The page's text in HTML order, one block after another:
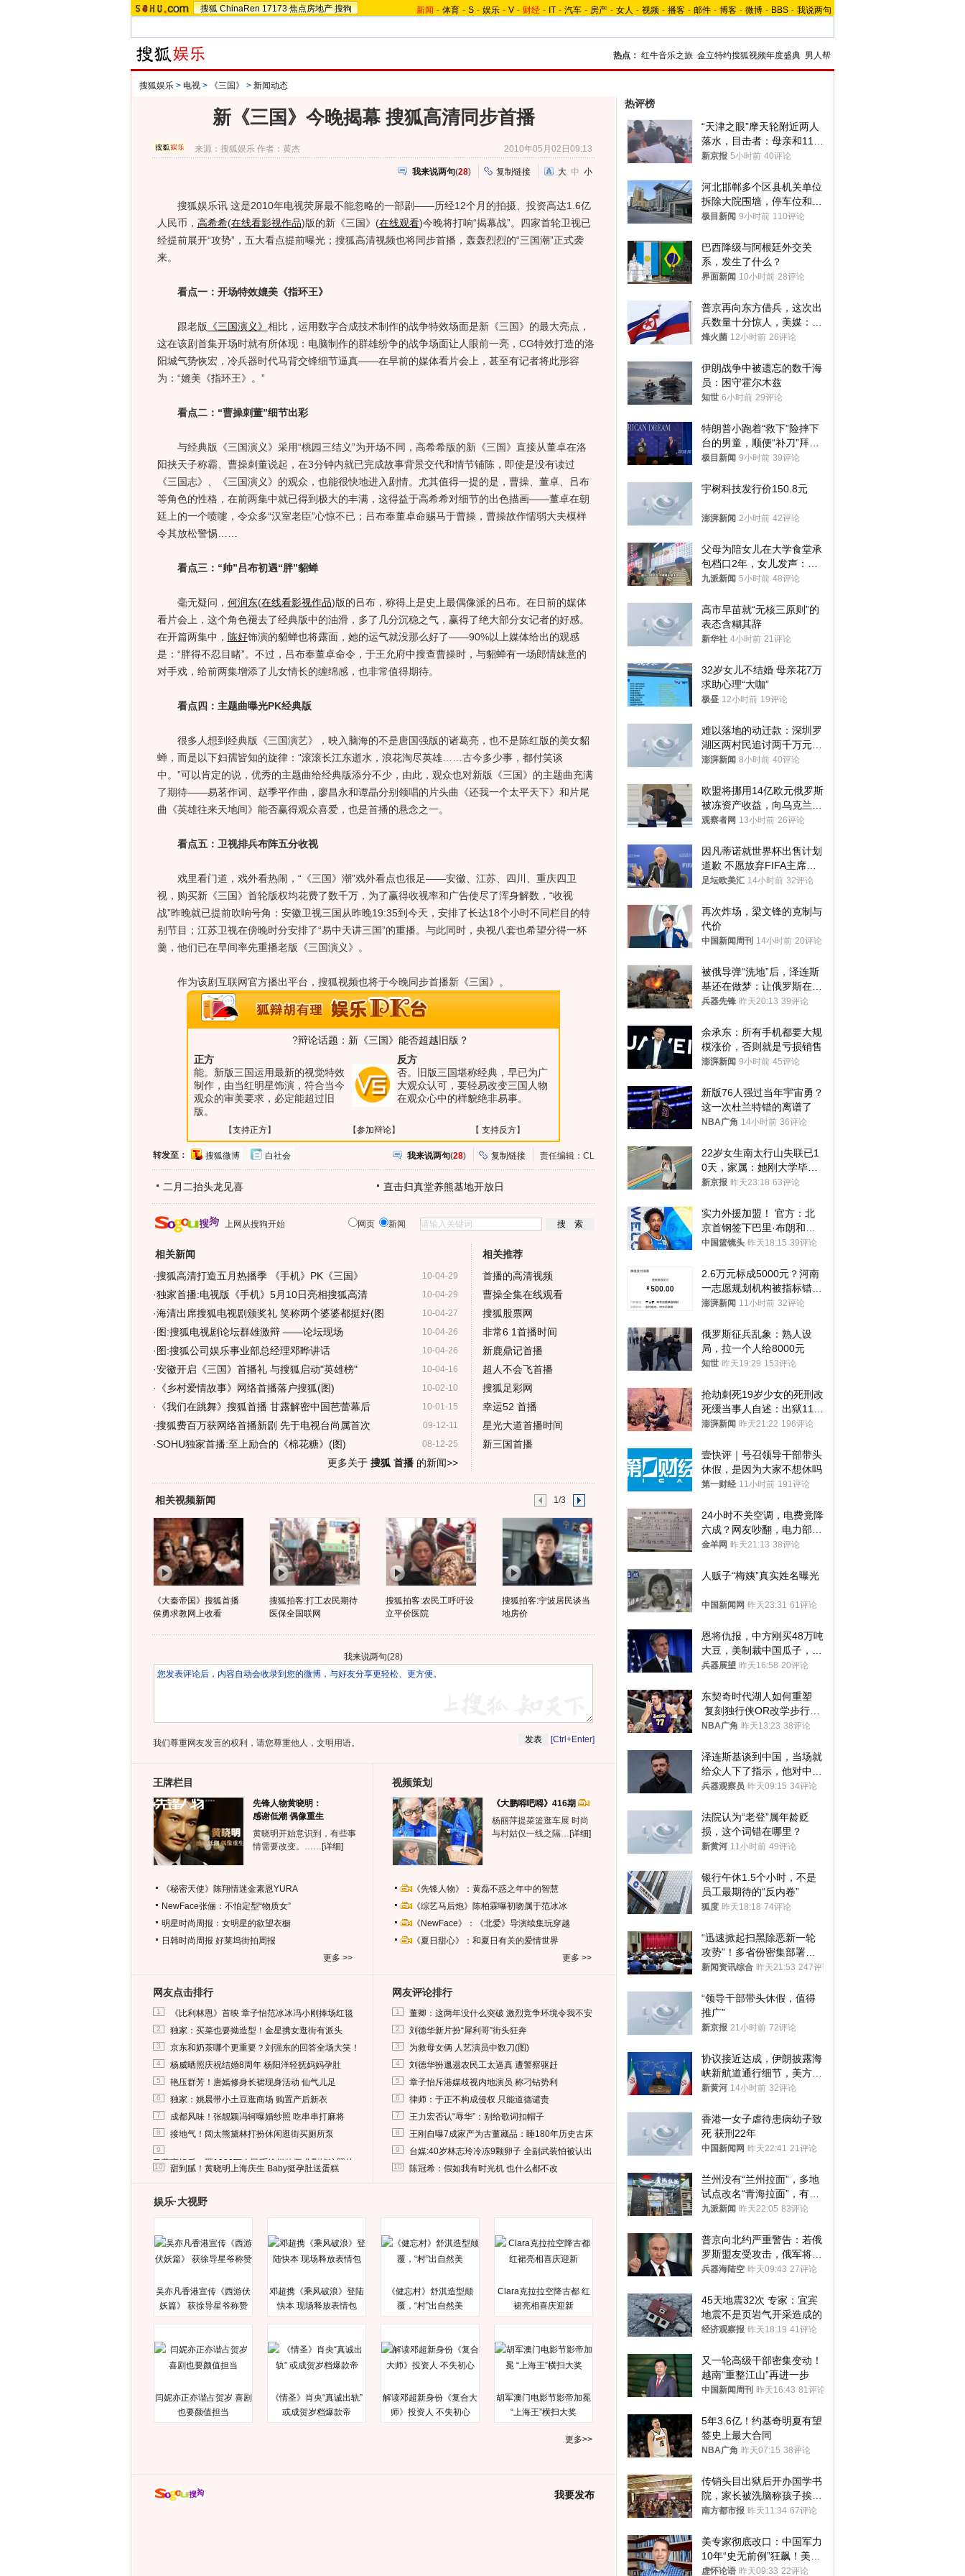
搜狐 ChinaRen 17173 焦点房地产 搜狗 新闻 - 体育 - S - 娱乐 - V - 财经 - IT - 汽车 - 房产 - 女人 - 视频 - 播客 - 邮件 - 博客 - 微博 - BBS - 我说两句
热点： 红牛音乐之旅 金立特约搜狐视频年度盛典 男人帮
搜狐娱乐 > 电视 > 《三国》 > 新闻动态
新《三国》今晚揭幕 搜狐高清同步首播
来源：搜狐娱乐 作者：黄杰 2010年05月02日09:13
我来说两句(28) 复制链接 大 中 小
搜狐娱乐讯 这是2010年电视荧屏最不能忽略的一部剧——历经12个月的拍摄、投资高达1.6亿
人民币， 高希希(在线看影视作品)版的新《三国》(在线观看)今晚将打响“揭幕战”。四家首轮卫视已
经提前展开“攻势”，五大看点提前曝光；搜狐高清视频也将同步首播，轰轰烈烈的“三国潮”正式袭
来。
看点一：开场特效媲美《指环王》
跟老版 《三国演义》 相比，运用数字合成技术制作的战争特效场面是新《三国》的最大亮点，
这在该剧首集开场时就有所体现：电脑制作的群雄纷争的战争场面让人眼前一亮，CG特效打造的洛
阳城气势恢宏，冷兵器时代马背交锋细节逼真——在早前的媒体看片会上，甚至有记者将此形容
为：“媲美《指环王》。”
看点二：“曹操刺董”细节出彩
与经典版《三国演义》采用“桃园三结义”为开场不同，高希希版的新《三国》直接从董卓在洛
阳挟天子称霸、曹操刺董说起，在3分钟内就已完成故事背景交代和情节铺陈，即使是没有读过
《三国志》、《三国演义》的观众，也能很快地进入剧情。尤其值得一提的是，曹操、董卓、吕布
等角色的性格，在前两集中就已得到极大的丰满，这得益于高希希对细节的出色描画——董卓在朝
廷上的一个喷嚏，令众多“汉室老臣”心惊不已；吕布奉董卓命赐马于曹操，曹操故作懦弱大夫模样
令其放松警惕……
看点三：“帅”吕布初遇“胖”貂蝉
毫无疑问， 何润东(在线看影视作品)版的吕布，称得上是史上最偶像派的吕布。在日前的媒体
看片会上，这个角色褪去了经典版中的油滑，多了几分沉稳之气，赢得了绝大部分女记者的好感。
在开篇两集中， 陈好饰演的貂蝉也将露面，她的运气就没那么好了——90%以上媒体给出的观感
是：“胖得不忍目睹”。不过，吕布奉董卓命令，于王允府中搜查曹操时，与貂蝉有一场郎情妹意的
对手戏，给前两集增添了儿女情长的缠绵感，也非常值得期待。
看点四：主题曲曝光PK经典版
很多人想到经典版《三国演艺》，映入脑海的不是唐国强版的诸葛亮，也不是陈红版的美女貂
蝉，而是以下妇孺皆知的旋律：“滚滚长江东逝水，浪花淘尽英雄……古今多少事，都付笑谈
中。”可以肯定的说，优秀的主题曲给经典版添分不少，由此，观众也对新版《三国》的主题曲充满
了期待——易茗作词、赵季平作曲，廖昌永和谭晶分别领唱的片头曲《还我一个太平天下》和片尾
曲《英雄往来天地间》能否赢得观众喜爱，也是首播的悬念之一。
看点五：卫视排兵布阵五分收视
戏里看门道，戏外看热闹，“《三国》潮”戏外看点也很足——安徽、江苏、四川、重庆四卫
视，购买新《三国》首轮版权均花费了数千万，为了赢得收视率和广告使尽了浑身解数，“收视
战”昨晚就已提前吹响号角：安徽卫视三国从昨晚19:35到今天，安排了长达18个小时不同栏目的特
别节目；江苏卫视在傍晚时分安排了“易中天讲三国”的重播。与此同时，央视八套也希望分得一杯
羹，他们已在早间率先重播老版《三国演义》。
作为该剧互联网官方播出平台，搜狐视频也将于今晚同步首播新《三国》。
?辩论话题：新《三国》能否超越旧版？
正方
能。新版三国运用最新的视觉特效
制作，由当红明星饰演，符合当今
观众的审美要求，必定能超过旧
版。
反方
否。旧版三国堪称经典，早已为广
大观众认可，要轻易改变三国人物
在观众心中的样貌绝非易事。
【支持正方】 【参加辩论】 【 支持反方】
转发至： 搜狐微博 白社会 我来说两句(28) 复制链接 责任编辑：CL
二月二抬头龙见喜 直击归真堂养熊基地开放日
上网从搜狗开始 网页 新闻
相关新闻
10-04-29
·搜狐高清打造五月热播季 《手机》PK《三国》
10-04-29
·独家首播:电视版《手机》5月10日亮相搜狐高清
10-04-27
·海清出席搜狐电视剧颁奖礼 笑称两个婆婆都挺好(图
10-04-26
· 图:搜狐电视剧论坛群雄激辩 ——论坛现场
10-04-26
· 图:搜狐公司娱乐事业部总经理邓晔讲话
10-04-16
·安徽开启《三国》首播礼 与搜狐启动"英雄榜"
10-02-10
· 《乡村爱情故事》网络首播落户搜狐(图)
10-01-15
· 《我们在跳舞》搜狐首播 甘露解密中国芭蕾幕后
09-12-11
·搜狐费百万获网络首播新剧 先于电视台尚属首次
08-12-25
·SOHU独家首播:至上励合的《棉花糖》(图)
更多关于 搜狐 首播的新闻>>
相关推荐
首播的高清视频
曹操全集在线观看
搜狐股票网
非常6 1首播时间
新鹿鼎记首播
超人不会飞首播
搜狐足彩网
幸运52 首播
星光大道首播时间
新三国首播
相关视频新闻 1/3
《大秦帝国》搜狐首播
侯勇求教网上收看
搜狐拍客:打工农民期待
医保全国联网
搜狐拍客:农民工呼吁设
立平价医院
搜狐拍客:宁波居民谈当
地房价
我来说两句(28)
我们尊重网友发言的权利，请您尊重他人，文明用语。 [Ctrl+Enter]
王牌栏目
先锋人物黄晓明：
感谢低潮 偶像重生
黄晓明开始意识到，有些事
情需要改变。…… [详细]
《秘密天使》陈翔情迷金素恩YURA
NewFace张俪：不怕定型“物质女”
明星时尚周报：女明星的欲望衣橱
日韩时尚周报 好莱坞街拍周报
更多 >>
视频策划
《大鹏嘚吧嘚》416期
杨丽萍提菜篮逛车展 时尚
与村姑仅一线之隔… [详细]
《先锋人物》：黄磊不惑之年中的智慧
《综艺马后炮》陈柏霖曝初吻属于范冰冰
《NewFace》：《北爱》导演续集玩穿越
《夏日甜心》：和夏日有关的爱情世界
更多 >>
网友点击排行
1 《比利林恩》首映 章子怡范冰冰冯小刚捧场红毯
2 独家：买菜也要拗造型！金星携女逛街有派头
3 京东和奶茶哪个更重要？刘强东的回答全场大笑！
4 杨威晒照庆祝结婚8周年 杨阳洋轻抚妈妈孕肚
5 艳压群芳！唐嫣修身长裙现身活动 仙气儿足
6 独家：姚晨带小土豆逛商场 购置产后新衣
7 成都风味！张靓颖冯轲曝婚纱照 吃串串打麻将
8 接地气！阔太熊黛林打扮休闲逛街买厕所泵
9
马蓉离婚后，砸1000万人民币给媒体要求删掉这照片
10 甜到腻！黄晓明上海庆生 Baby挺孕肚送蛋糕
网友评论排行
1 董卿：这两年没什么突破 激烈竞争环境令我不安
2 刘德华新片扮“犀利哥”街头狂奔
3 为救母女俩 人艺演员中数刀(图)
4 刘德华扮邋遢农民工太逼真 遭警察驱赶
5 章子怡斥港媒歧视内地演员 称刁钻势利
6 律师：于正不构成侵权 只能道德谴责
7 王力宏否认“辱华”：别给歌词扣帽子
8 王刚自曝7成家产为古董藏品：睡180年历史古床
9 台媒:40岁林志玲冷冻9颗卵子 全副武装怕被认出
10 陈冠希：假如我有时光机 也什么都不改
娱乐·大视野
吴亦凡香港宣传《西游伏
妖篇》 获徐导星爷称赞
邓超携《乘风破浪》登陆
快本 现场释放表情包
《健忘村》舒淇造型颠
覆，“村”出自然美
Clara克拉拉空降古都 红
裙亮相喜庆迎新
闫妮亦正亦谐占贺岁 喜剧
也要颜值担当
《情圣》肖央“真诚出轨”
或成贺岁档爆款帝
解读邓超新身份《复合大
师》投资人 不失初心
胡军澳门电影节影帝加冕
“上海王”横扫大奖
更多>>
我要发布
热评榜
“天津之眼”摩天轮附近两人
落水，目击者：母亲和11岁
儿子先后被打捞上岸
新京报 5小时前 40评论
河北邯郸多个区县机关单位
拆除大院围墙，停车位和厕
所免费开放，当地多部门回
极目新闻 9小时前 110评论
巴西降级与阿根廷外交关
系，发生了什么？
界面新闻 10小时前 28评论
普京再向东方借兵，这次出
兵数量十分惊人，美媒：俄
朝要动真格？
烽火菌 12小时前 26评论
伊朗战争中被遗忘的数千海
员：困守霍尔木兹
知世 6小时前 29评论
特朗普小跑着“救下”险摔下
台的男童，顺便“补刀”拜
登：“我可不想他像拜登一
极目新闻 9小时前 39评论
宇树科技发行价150.8元
澎湃新闻 2小时前 42评论
父母为陪女儿在大学食堂承
包档口2年，女儿发声：初
衷是为了陪伴，毕业后将不
九派新闻 5小时前 48评论
高市早苗就“无核三原则”的
表态含糊其辞
新华社 4小时前 21评论
32岁女儿不结婚 母亲花7万
求助心理“大咖”
极昼 12小时前 19评论
难以落地的动迁款：深圳罗
湖区两村民追讨两千万元动
迁款八年未果
澎湃新闻 8小时前 40评论
欧盟将挪用14亿欧元俄罗斯
被冻资产收益，向乌克兰提
供援助
观察者网 13小时前 26评论
因凡蒂诺就世界杯出售计划
道歉 不愿放弃FIFA主席职
位
足坛欧美汇 14小时前 32评论
再次炸场，梁文锋的克制与
代价
中国新闻周刊 14小时前 20评论
被俄导弹“洗地”后，泽连斯
基还在做梦：让俄罗斯在冬
季前求和？
兵器先锋 昨天20:13 39评论
余承东：所有手机都要大规
模涨价，否则就是亏损销售
澎湃新闻 9小时前 45评论
新版76人强过当年宇宙勇？
这一次杜兰特错的离谱了
NBA广角 14小时前 36评论
22岁女生南太行山失联已1
0天，家属：她刚大学毕业
想到山里旅行
新京报 昨天23:18 63评论
实力外援加盟！ 官方：北
京首钢签下巴里·布朗和桑
普森
中国篮镜头 昨天18:15 39评论
2.6万元标成5000元？河南
一志愿规划机构被指标错学
费致考生复读
澎湃新闻 11小时前 32评论
俄罗斯征兵乱象：熟人设
局，拉一个人给8000元
知世 昨天19:29 153评论
抢劫刺死19岁少女的死刑改
死缓当事人自述：出狱11年
间始终刻意躲避被害人家属
澎湃新闻 昨天21:22 196评论
壹快评｜号召领导干部带头
休假，是因为大家不想休吗
第一财经 11小时前 191评论
24小时不关空调，电费竟降
六成？网友吵翻，电力部门
回应→
金羊网 昨天21:13 38评论
人贩子“梅姨”真实姓名曝光
中国新闻网 昨天23:31 61评论
恩将仇报，中方刚买48万吨
大豆，美制裁中国瓜子，布
林肯措辞变了
兵器展望 昨天16:58 20评论
东契奇时代湖人如何重塑
复刻独行侠OR改学步行
者？
NBA广角 昨天13:23 38评论
泽连斯基谈到中国，当场就
给众人下了指示，他对中国
和中乌关系，显然又有了新
兵器观察员 昨天09:15 34评论
法院认为“老登”属年龄贬
损，这个词错在哪里？
新黄河 11小时前 49评论
银行午休1.5个小时，不是
员工最期待的“反内卷”
狐度 昨天18:18 74评论
“迅速掀起扫黑除恶新一轮
攻势”！多省份密集部署，
公布举报方式
新闻资讯综合 昨天21:53 247评论
“领导干部带头休假，值得
推广”
新京报 21小时前 72评论
协议接近达成，伊朗披露海
峡新航道通行细节，美方再
提“倒计时”
新黄河 14小时前 32评论
香港一女子虐待患病幼子致
死 获刑22年
中国新闻网 昨天22:41 21评论
兰州没有“兰州拉面”，多地
试点改名“青海拉面”，有商
家改名已两年
九派新闻 昨天22:05 83评论
普京向北约严重警告：若俄
罗斯盟友受攻击，俄军将动
用核武器保护
兵器海陆空 昨天09:43 27评论
45天地震32次 专家：宜宾
地震不是页岩气开采造成的
经济观察报 昨天18:19 41评论
又一轮高级干部密集变动！
越南“重整江山”再进一步
中国新闻周刊 昨天16:43 81评论
5年3.6亿！约基奇明夏有望
签史上最大合同
NBA广角 昨天07:15 38评论
传销头目出狱后开办国学书
院，家长被洗脑称孩子挨打
才有效果
南方都市报 昨天11:34 67评论
美专家彻底改口：中国军力
10年“史无前例”狂飙！美军
真慌了
虚怀论语 昨天09:33 22评论